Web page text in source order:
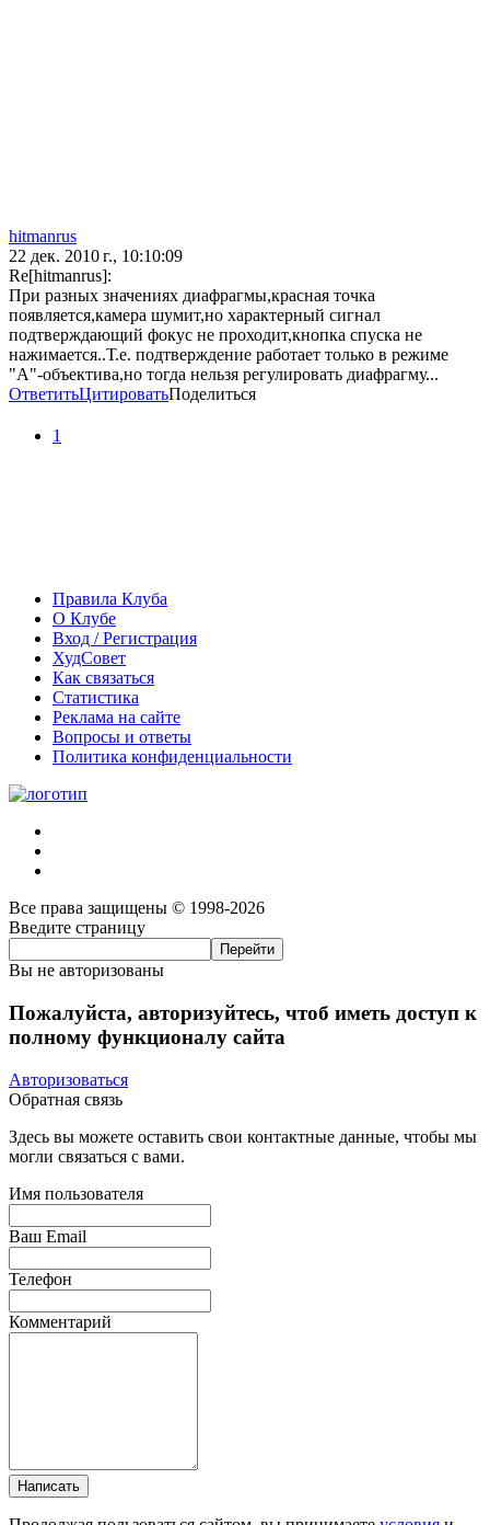
hitmanrus
22 дек. 2010 г., 10:10:09
Re[hitmanrus]:
При разных значениях диафрагмы,красная точка
появляется,камера шумит,но характерный сигнал
подтверждающий фокус не проходит,кнопка спуска не
нажимается..Т.е. подтверждение работает только в режиме
"А"-объектива,но тогда нельзя регулировать диафрагму...
ОтветитьЦитироватьПоделиться
1
Правила Клуба
О Клубе
Вход / Регистрация
ХудСовет
Как связаться
Статистика
Реклама на сайте
Вопросы и ответы
Политика конфиденциальности
Все права защищены © 1998-2026
Введите страницу
Вы не авторизованы
Пожалуйста, авторизуйтесь, чтоб иметь доступ к
полному функционалу сайта
Авторизоваться
Обратная связь
Здесь вы можете оставить свои контактные данные, чтобы мы
могли связаться с вами.
Имя пользователя
Ваш Email
Телефон
Комментарий
Написать